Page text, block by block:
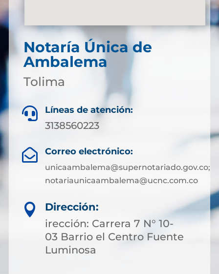
Notaría Única de
Ambalema
Tolima
 Líneas de atención:
3138560223
 Correo electrónico:
unicaambalema@supernotariado.gov.co;
notariaunicaambalema@ucnc.com.co

Dirección:
irección: Carrera 7 N° 10-
03 Barrio el Centro Fuente
Luminosa